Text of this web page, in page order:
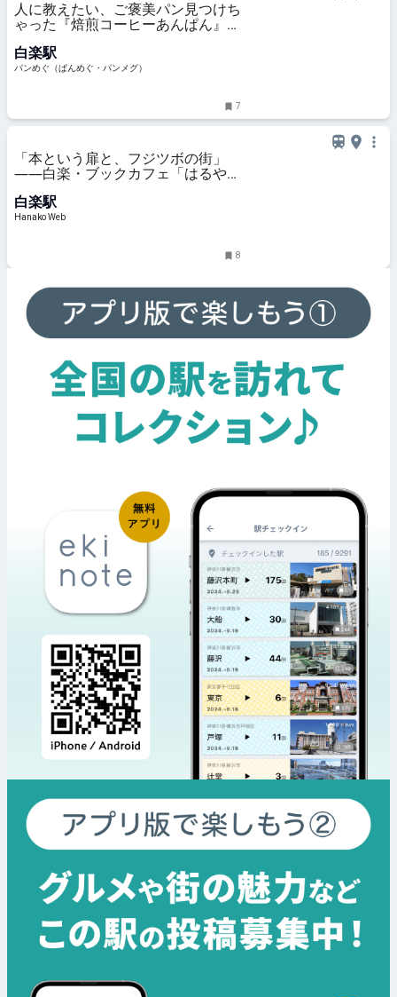
人に教えたい、ご褒美パン見つけち
ゃった『焙煎コーヒーあんぱん』
川県・横浜市）
白楽駅
パンめぐ（ぱんめぐ・パンメグ）
7
「本という扉と、フジツボの街」
――白楽・ブックカフェ「はるや」
のKANAGAWA探訪＃12
白楽駅
Hanako Web
8